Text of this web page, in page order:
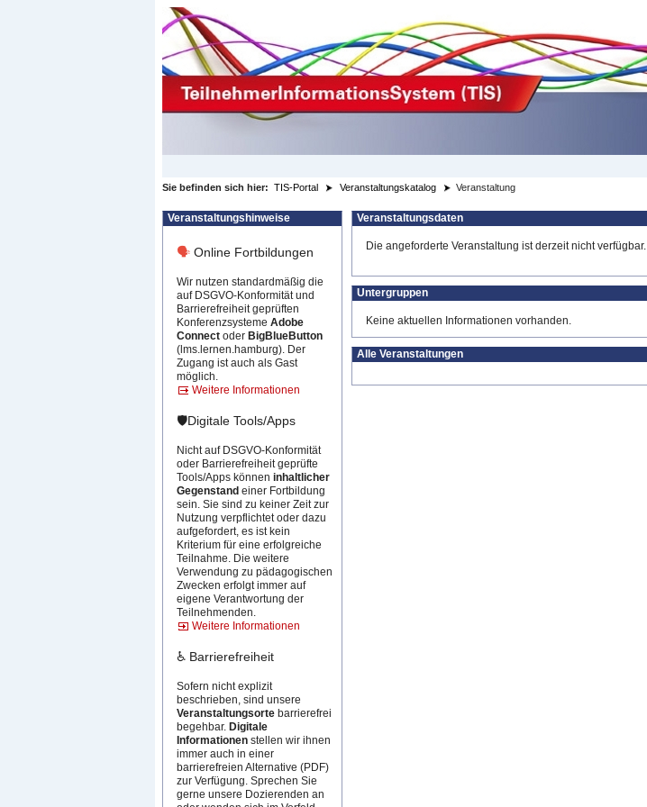
Sie befinden sich hier: TIS-Portal Veranstaltungskatalog Veranstaltung
Veranstaltungshinweise
🗣Online Fortbildungen
Wir nutzen standardmäßig die
auf DSGVO-Konformität und
Barrierefreiheit geprüften
Konferenzsysteme Adobe
Connect oderBigBlueButton
(lms.lernen.hamburg). Der
Zugang ist auch als Gast
möglich.
Weitere Informationen
🛡️Digitale Tools/Apps
Nicht auf DSGVO-Konformität
oder Barrierefreiheit geprüfte
Tools/Apps können inhaltlicher
Gegenstand einer Fortbildung
sein. Sie sind zu keiner Zeit zur
Nutzung verpflichtet oder dazu
aufgefordert, es ist kein
Kriterium für eine erfolgreiche
Teilnahme. Die weitere
Verwendung zu pädagogischen
Zwecken erfolgt immer auf
eigene Verantwortung der
Teilnehmenden.
Weitere Informationen
♿ Barrierefreiheit
Sofern nicht explizit
beschrieben, sind unsere
Veranstaltungsortebarrierefrei
begehbar. Digitale
Informationenstellen wir ihnen
immer auch in einer
barrierefreien Alternative (PDF)
zur Verfügung. Sprechen Sie
gerne unsere Dozierenden an
Veranstaltungsdaten
Die angeforderte Veranstaltung ist derzeit nicht verfügbar.
Untergruppen
Keine aktuellen Informationen vorhanden.
Alle Veranstaltungen